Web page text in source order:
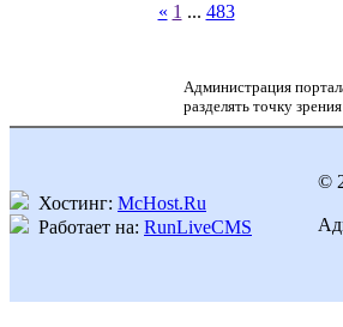
« 1 ... 483
Администрация
разделять точку
Хостинг: McHost.Ru
Работает на: RunLiveCMS
©